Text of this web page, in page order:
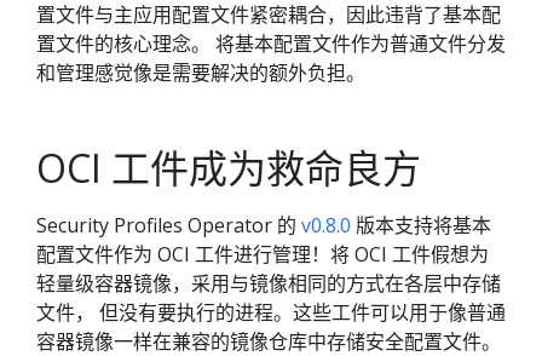
置文件与主应用配置文件紧密耦合，因此违背了基本配
置文件的核心理念。 将基本配置文件作为普通文件分发
和管理感觉像是需要解决的额外负担。
OCI 工件成为救命良方
Security Profiles Operator 的 v0.8.0 版本支持将基本
配置文件作为 OCI 工件进行管理！将 OCI 工件假想为
轻量级容器镜像，采用与镜像相同的方式在各层中存储
文件， 但没有要执行的进程。这些工件可以用于像普通
容器镜像一样在兼容的镜像仓库中存储安全配置文件。